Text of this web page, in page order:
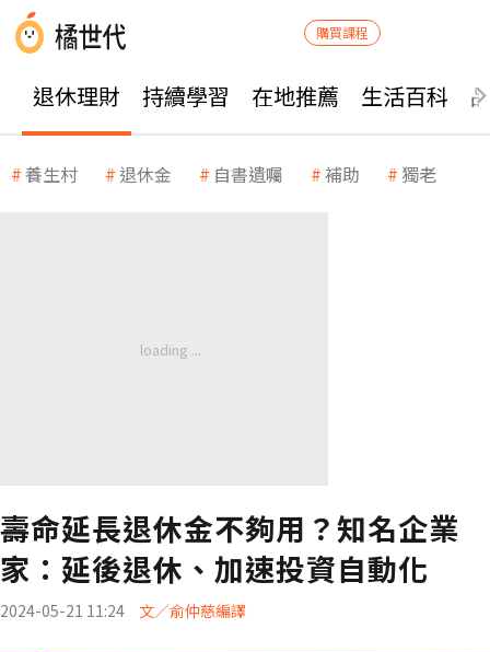
購買課程
退休理財 持續學習 在地推薦 生活百科
養生村 退休金 自書遺囑 補助 獨老
壽命延長退休金不夠用？知名企業
家：延後退休、加速投資自動化
2024-05-21 11:24 文／俞仲慈編譯